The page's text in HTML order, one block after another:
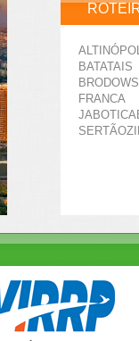
BATATAIS
FRANCA